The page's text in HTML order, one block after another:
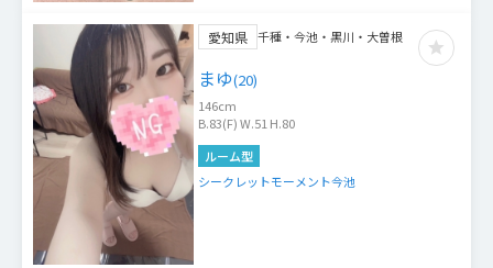
愛知県 千種・今池・黒川・大曽根
まゆ(20)
146cm
B.83(F) W.51 H.80
ルーム型
シークレットモーメント今池